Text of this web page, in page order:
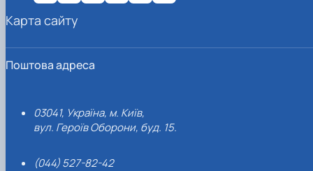
Поштова адреса
03041, Україна, м. Київ,
вул. Героїв Оборони, буд. 15.
(044) 527-82-42
Карта сайту